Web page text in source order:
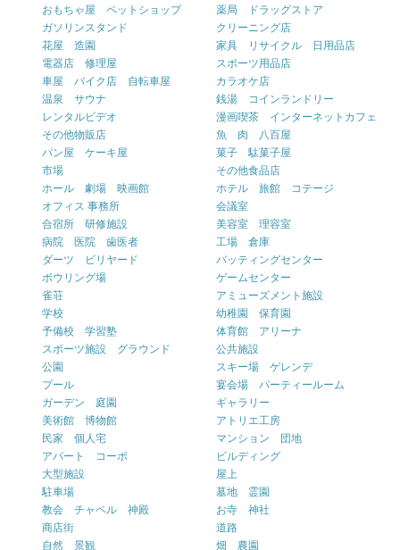
おもちゃ屋 ペットショップ
薬局 ドラッグストア
ガソリンスタンド
クリーニング店
花屋 造園
家具 リサイクル 日用品店
電器店 修理屋
スポーツ用品店
車屋 バイク店 自転車屋
カラオケ店
温泉 サウナ
銭湯 コインランドリー
レンタルビデオ
漫画喫茶 インターネットカフェ
その他物販店
魚 肉 八百屋
パン屋 ケーキ屋
菓子 駄菓子屋
市場
その他食品店
ホール 劇場 映画館
ホテル 旅館 コテージ
オフィス 事務所
会議室
合宿所 研修施設
美容室 理容室
病院 医院 歯医者
工場 倉庫
ダーツ ビリヤード
バッティングセンター
ボウリング場
ゲームセンター
雀荘
アミューズメント施設
学校
幼稚園 保育園
予備校 学習塾
体育館 アリーナ
スポーツ施設 グラウンド
公共施設
公園
スキー場 ゲレンデ
プール
宴会場 パーティールーム
ガーデン 庭園
ギャラリー
美術館 博物館
アトリエ工房
民家 個人宅
マンション 団地
アパート コーポ
ビルディング
大型施設
屋上
駐車場
墓地 霊園
教会 チャペル 神殿
お寺 神社
商店街
道路
自然 景観
畑 農園